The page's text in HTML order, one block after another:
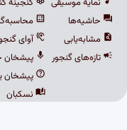
حاشیه‌ها
مشابه‌یابی
تازه‌های گنجور
آوای
پیشخان
پیشخان
نسکبان